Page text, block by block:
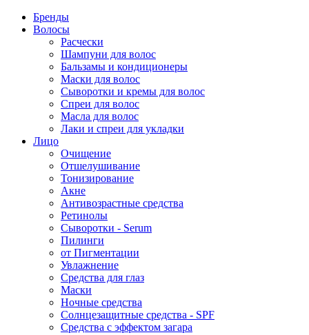
Бренды
Волосы
Расчески
Шампуни для волос
Бальзамы и кондиционеры
Маски для волос
Сыворотки и кремы для волос
Спреи для волос
Масла для волос
Лаки и спреи для укладки
Лицо
Очищение
Отшелушивание
Тонизирование
Акне
Антивозрастные средства
Ретинолы
Сыворотки - Serum
Пилинги
от Пигментации
Увлажнение
Средства для глаз
Маски
Ночные средства
Солнцезащитные средства - SPF
Средства c эффектом загара